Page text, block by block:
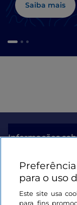
Saiba mais
Informações
Ligações úteis
Iniciar sessão
para o uso
Este site usa
para fins